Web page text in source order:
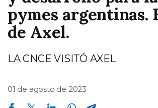
pymes argentinas.
de Axel.
LA CNCE VISITÓ AXEL
01 de agosto de 2023
Compartir en Facebook Compartir en Twitter Compartir en Linkedin Compartir en Whatsapp